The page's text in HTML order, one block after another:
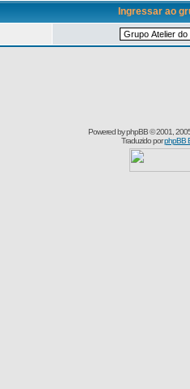
Ingressar ao
Powered byphpBB© 2001,
Traduzido porphpBB